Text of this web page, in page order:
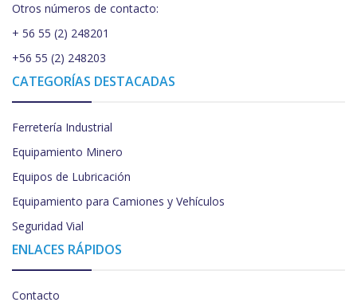
Otros números de contacto:
+ 56 55 (2) 248201
+56 55 (2) 248203
CATEGORÍAS DESTACADAS
Ferretería Industrial
Equipamiento Minero
Equipos de Lubricación
Equipamiento para Camiones y Vehículos
Seguridad Vial
ENLACES RÁPIDOS
Contacto